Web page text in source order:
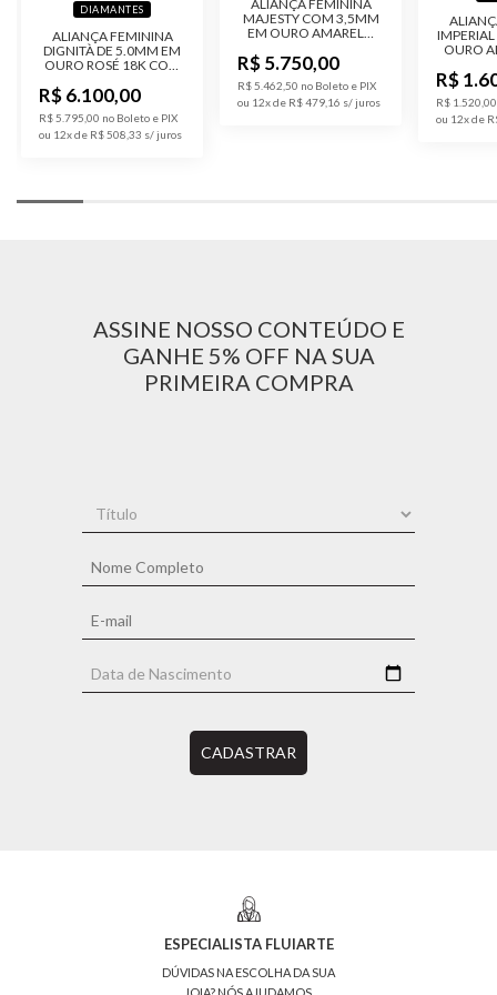
DIAMANTES
ALIANÇA FEMININA
DIGNITÀ DE 5.0MM EM
OURO ROSÉ 18K COM
DIAMANTE
R$ 6.100,00
R$ 5.795,00 no Boleto e PIX
ou 12x de R$ 508,33
ALIANÇA FEMININA
MAJESTY COM 3,5MM
EM OURO AMARELO
DE DIAMANTE
R$ 5.750,00
R$ 5.462,50 no Boleto e PIX
ou 12x de R$ 479,16
OURO
R$
R$
ou 12x de
ASSINE NOSSO CONTEÚDO E
GANHE 5% OFF NA SUA
PRIMEIRA COMPRA
CADASTRAR
ESPECIALISTA FLUIARTE
DÚVIDAS NA ESCOLHA DA SUA